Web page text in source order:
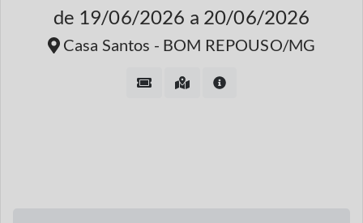
de 19/06/2026 a 20/06/2026
Casa Santos - BOM REPOUSO/MG